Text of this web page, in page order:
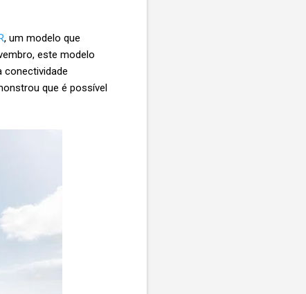
, um modelo que
este modelo
conectividade
que é possível